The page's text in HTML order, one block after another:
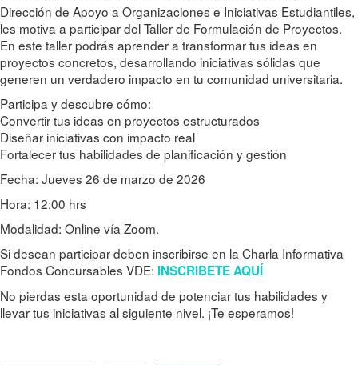
Dirección de Apoyo a Organizaciones e Iniciativas Estudiantiles,
les motiva a participar del Taller de Formulación de Proyectos.
En este taller podrás aprender a transformar tus ideas en
proyectos concretos, desarrollando iniciativas sólidas que
generen un verdadero impacto en tu comunidad universitaria.
Participa y descubre cómo:
Convertir tus ideas en proyectos estructurados
Diseñar iniciativas con impacto real
Fortalecer tus habilidades de planificación y gestión
Fecha: Jueves 26 de marzo de 2026
Hora: 12:00 hrs
Modalidad: Online vía Zoom.
Si desean participar deben inscribirse en la Charla Informativa
Fondos Concursables VDE: INSCRIBETE AQUÍ
No pierdas esta oportunidad de potenciar tus habilidades y
llevar tus iniciativas al siguiente nivel. ¡Te esperamos!